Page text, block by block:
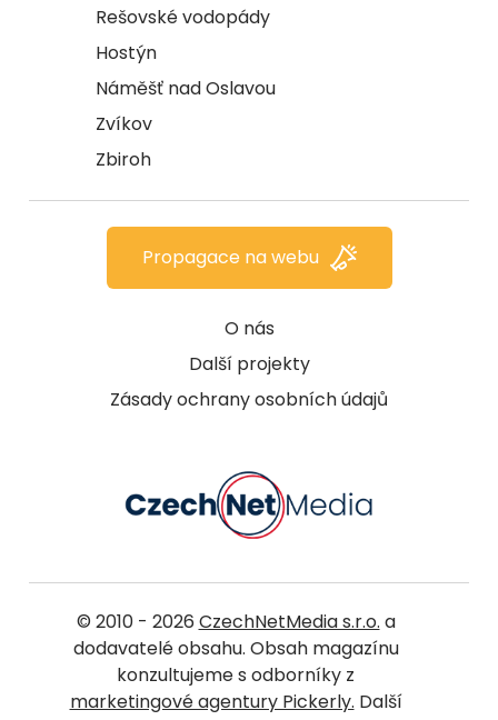
Rešovské vodopády
Hostýn
Náměšť nad Oslavou
Zvíkov
Zbiroh
O nás
Další projekty
Zásady ochrany osobních údajů
Propagace na webu
© 2010 - 2026 CzechNetMedia s.r.o. a
dodavatelé obsahu. Obsah magazínu
konzultujeme s odborníky z
marketingové agentury Pickerly. Další